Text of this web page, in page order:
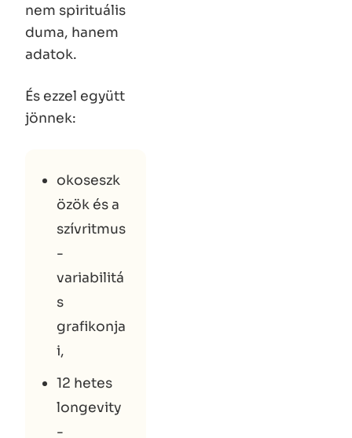
nem spirituális
duma, hanem
adatok.
És ezzel együtt
jönnek:
okoseszk
özök és a
szívritmus
-
variabilitá
s
grafikonja
i,
12 hetes
longevity
-